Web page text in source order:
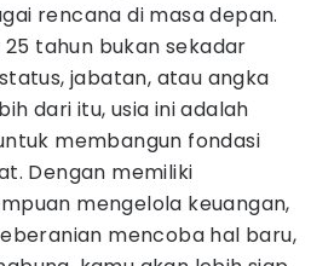
rencana di masa depan.
25 tahun bukan sekadar
jabatan, atau angka
dari itu, usia ini adalah
membangun fondasi
Dengan memiliki
mengelola keuangan,
mencoba hal baru,